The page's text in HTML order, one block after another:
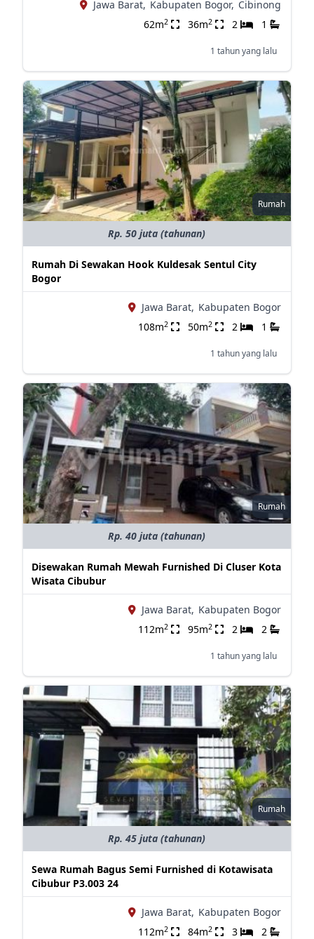
Jawa Barat, Kabupaten Bogor, Cibinong
62m2 36m2 2 1
1 tahun yang lalu
Rumah
Rp. 50 juta (tahunan)
Rumah Di Sewakan Hook Kuldesak Sentul City
Bogor
Jawa Barat, Kabupaten Bogor
108m2 50m2 2 1
1 tahun yang lalu
Rumah
Rp. 40 juta (tahunan)
Disewakan Rumah Mewah Furnished Di Cluser Kota
Wisata Cibubur
Jawa Barat, Kabupaten Bogor
112m2 95m2 2 2
1 tahun yang lalu
Rumah
Rp. 45 juta (tahunan)
Sewa Rumah Bagus Semi Furnished di Kotawisata
Cibubur P3.003 24
Jawa Barat, Kabupaten Bogor
112m2 84m2 3 2